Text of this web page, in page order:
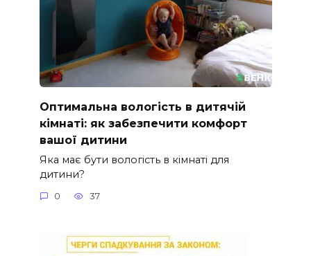
Оптимальна вологість в дитячій
кімнаті: як забезпечити комфорт
вашої дитини
Яка має бути вологість в кімнаті для
дитини?
0 37